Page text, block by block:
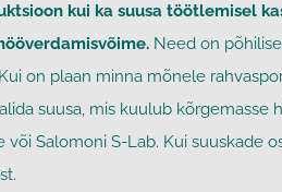
kui ka suusa töötlemisel
Need on
on plaan minna mõnele
suusa, mis kuulub kõrgemasse
või Salomoni S-Lab. Kui suuskade